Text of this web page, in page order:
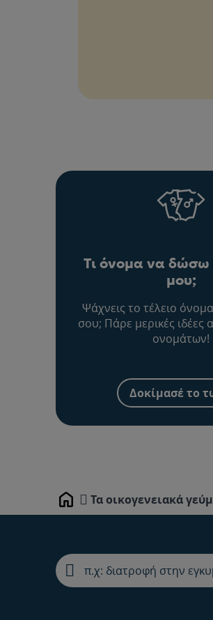
Τι όνομα να δώσω
μου;
Ψάχνεις το τέλειο
σου; Πάρε μερικές ιδέες
ονομάτων!
Δοκίμασέ το
Home Τα οικογενειακά